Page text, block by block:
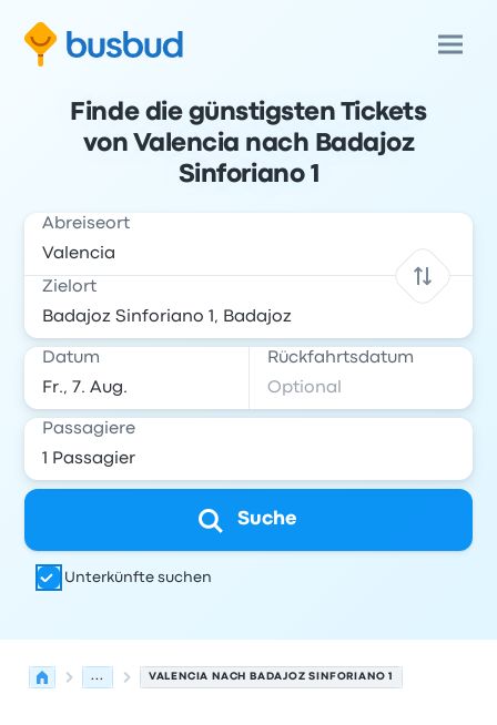
Finde die günstigsten Tickets
von Valencia nach Badajoz
Sinforiano 1
Abreiseort
Zielort
Datum Rückfahrtsdatum
Passagiere
Suche
Unterkünfte suchen
... VALENCIA NACH BADAJOZ SINFORIANO 1